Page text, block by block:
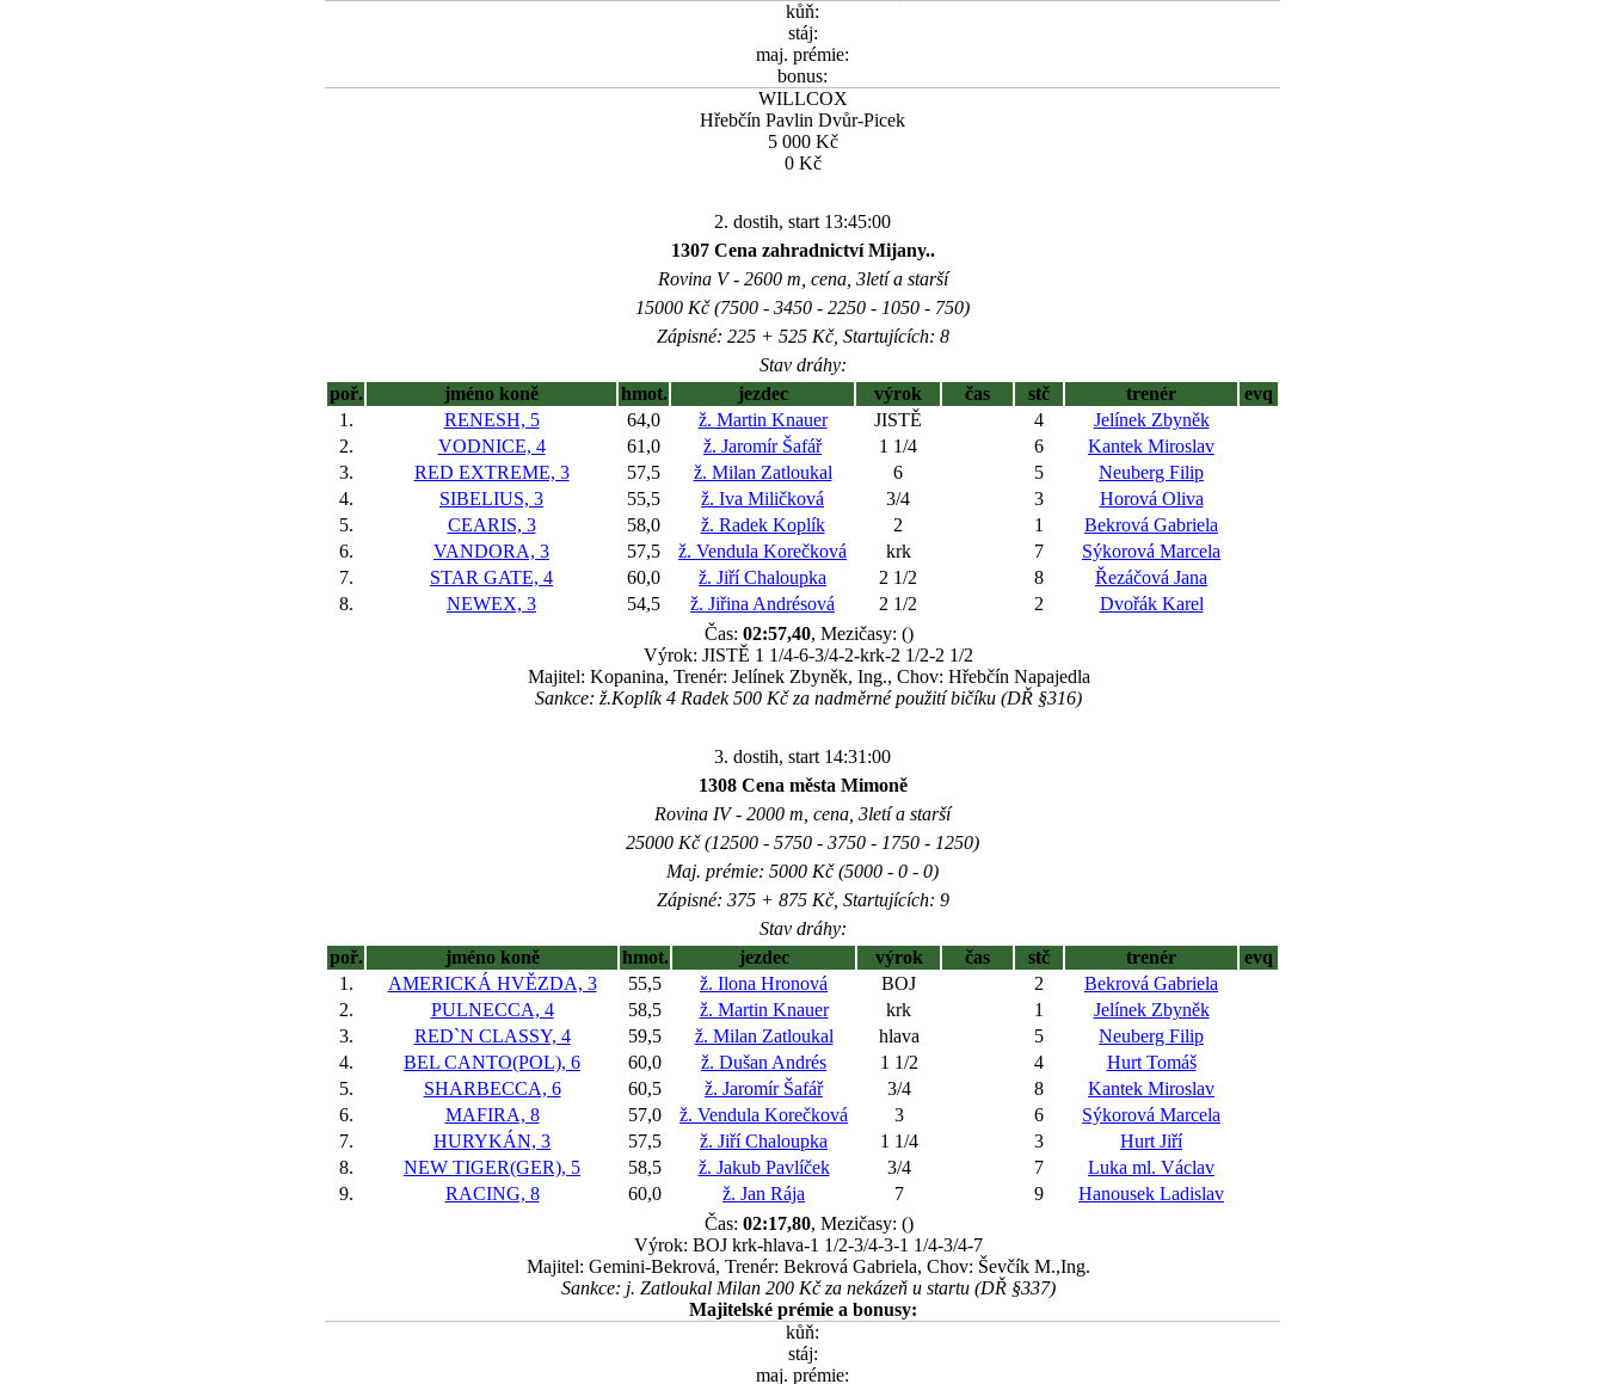
kůň:
stáj:
maj. prémie:
bonus:
WILLCOX
Hřebčín Pavlin Dvůr-Picek
5 000 Kč
0 Kč
2. dostih, start 13:45:00
1307 Cena zahradnictví Mijany..
Rovina V - 2600 m, cena, 3letí a starší
15000 Kč (7500 - 3450 - 2250 - 1050 - 750)
Zápisné: 225 + 525 Kč, Startujících: 8
Stav dráhy:
poř.
jméno koně hmot. jezdec výrok čas stč trenér
evq
1.
RENESH, 5 64,0 ž. Martin Knauer JISTĚ 4
Jelínek Zbyněk
2.
VODNICE, 4 61,0 ž. Jaromír Šafář 1 1/4 6
Kantek Miroslav
3.
RED EXTREME, 3 57,5 ž. Milan Zatloukal 6 5
Neuberg Filip
4.
SIBELIUS, 3 55,5 ž. Iva Miličková 3/4 3
Horová Oliva
5.
CEARIS, 3 58,0 ž. Radek Koplík 2 1
Bekrová Gabriela
6.
VANDORA, 3 57,5 ž. Vendula Korečková krk 7
Sýkorová Marcela
7.
STAR GATE, 4 60,0 ž. Jiří Chaloupka 2 1/2 8
Řezáčová Jana
8.
NEWEX, 3 54,5 ž. Jiřina Andrésová 2 1/2 2
Dvořák Karel
Čas: 02:57,40, Mezičasy: ()
Výrok: JISTĚ 1 1/4-6-3/4-2-krk-2 1/2-2 1/2
Majitel: Kopanina, Trenér: Jelínek Zbyněk, Ing., Chov: Hřebčín Napajedla
Sankce: ž.Koplík 4 Radek 500 Kč za nadměrné použití bičíku (DŘ §316)
3. dostih, start 14:31:00
1308 Cena města Mimoně
Rovina IV - 2000 m, cena, 3letí a starší
25000 Kč (12500 - 5750 - 3750 - 1750 - 1250)
Maj. prémie: 5000 Kč (5000 - 0 - 0)
Zápisné: 375 + 875 Kč, Startujících: 9
Stav dráhy:
poř.
jméno koně hmot. jezdec výrok čas stč trenér
evq
1.
AMERICKÁ HVĚZDA, 3 55,5 ž. Ilona Hronová BOJ 2
Bekrová Gabriela
2.
PULNECCA, 4 58,5 ž. Martin Knauer krk 1
Jelínek Zbyněk
3.
RED`N CLASSY, 4 59,5 ž. Milan Zatloukal hlava 5
Neuberg Filip
4.
BEL CANTO(POL), 6 60,0 ž. Dušan Andrés 1 1/2 4
Hurt Tomáš
5.
SHARBECCA, 6 60,5 ž. Jaromír Šafář 3/4 8
Kantek Miroslav
6.
MAFIRA, 8 57,0 ž. Vendula Korečková 3 6
Sýkorová Marcela
7.
HURYKÁN, 3 57,5 ž. Jiří Chaloupka 1 1/4 3
Hurt Jiří
8.
NEW TIGER(GER), 5 58,5 ž. Jakub Pavlíček 3/4 7
Luka ml. Václav
9.
RACING, 8 60,0 ž. Jan Rája 7 9
Hanousek Ladislav
Čas: 02:17,80, Mezičasy: ()
Výrok: BOJ krk-hlava-1 1/2-3/4-3-1 1/4-3/4-7
Majitel: Gemini-Bekrová, Trenér: Bekrová Gabriela, Chov: Ševčík M.,Ing.
Sankce: j. Zatloukal Milan 200 Kč za nekázeň u startu (DŘ §337)
Majitelské prémie a bonusy:
kůň:
stáj:
maj. prémie: